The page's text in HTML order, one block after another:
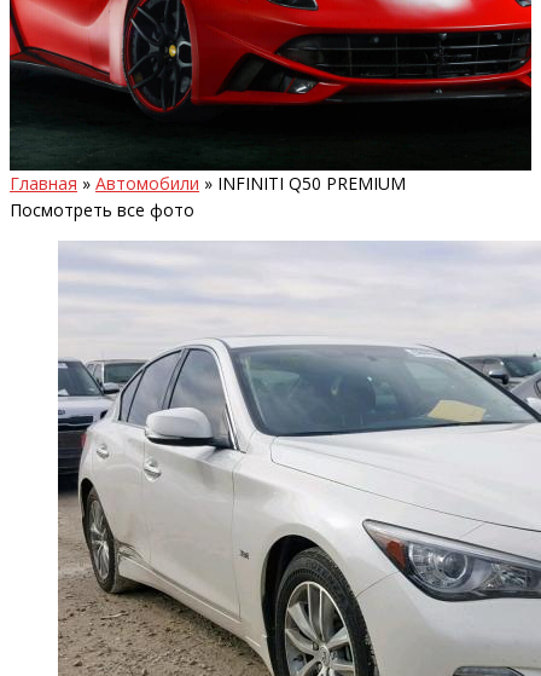
Главная » Автомобили » INFINITI Q50 PREMIUM
Посмотреть все фото